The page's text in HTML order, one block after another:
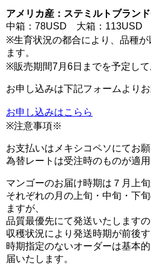
アメリカ産：ステミルトブラン
中箱：78USD 大箱：113USD
※生育状況の都合により、品種が
ます。
※販売期間7月6日までを予定して
お申し込みは下記フォームよりお
お申し込みはこらら
※注意事項※
お支払いはメキシコペソにてお願
為替レートは受注時のものが適用
マンゴーのお届け時期は７月上旬
それぞれの月の上旬・中旬・下
ますが、
品質最優先にて発送いたしますの
収穫状況により発送時期が前後
時期指定のないオーダーは基本
届いたします。